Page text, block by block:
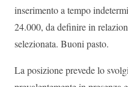
inserimento a tempo
24.000, da definire in
selezionata. Buoni pasto.
La posizione prevede lo